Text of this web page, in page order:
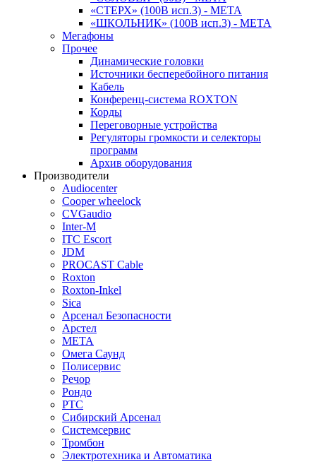
«СТЕРХ» (100В исп.3) - МЕТА
«ШКОЛЬНИК» (100В исп.3) - МЕТА
Мегафоны
Прочее
Динамические головки
Источники бесперебойного питания
Кабель
Конференц-система ROXTON
Корды
Переговорные устройства
Регуляторы громкости и селекторы
программ
Архив оборудования
Производители
Audiocenter
Cooper wheelock
CVGaudio
Inter-M
ITC Escort
JDM
PROCAST Cable
Roxton
Roxton-Inkel
Sica
Арсенал Безопасности
Арстел
МЕТА
Омега Саунд
Полисервис
Речор
Рондо
РТС
Сибирский Арсенал
Системсервис
Тромбон
Электротехника и Автоматика